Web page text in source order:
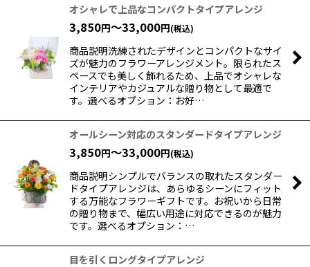
オシャレで上品なコンパクトタイプアレンジ
3,850円～33,000円(税込)
商品説明洗練されたデザインとコンパクトなサイ
ズが魅力のフラワーアレンジメント。限られたス
ペースでも美しく飾れるため、上品でオシャレな
インテリアやカジュアルな贈り物として最適で
す。選べるオプション：お好…
オールシーン対応のスタンダードタイプアレンジ
3,850円～33,000円(税込)
商品説明シンプルでバランスの取れたスタンダー
ドタイプアレンジは、あらゆるシーンにフィット
する万能なフラワーギフトです。お祝いから日常
の贈り物まで、幅広い用途に対応できるのが魅力
です。選べるオプション：…
目を引くロングタイプアレンジ